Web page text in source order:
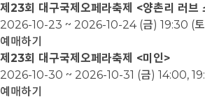
제23회 대구국제오페라축제 <양촌리 러브
2026-10-23 ~ 2026-10-24 (금) 19:30 (
예매하기
제23회 대구국제오페라축제 <미인>
2026-10-30 ~ 2026-10-31 (금) 14:00,
예매하기